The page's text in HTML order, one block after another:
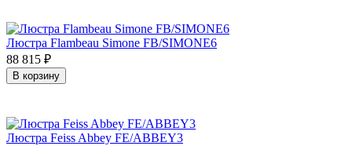
Люстра Flambeau Simone FB/SIMONE6
88 815 ₽
В корзину
Люстра Feiss Abbey FE/ABBEY3